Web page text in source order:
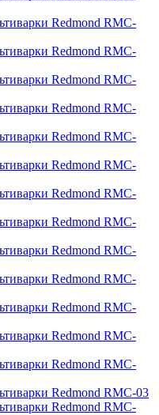
Redmond RMC-
Redmond RMC-
Redmond RMC-
Redmond RMC-
Redmond RMC-
Redmond RMC-
Redmond RMC-
Redmond RMC-
Redmond RMC-
Redmond RMC-
Redmond RMC-
Redmond RMC-
Redmond RMC-
Redmond RMC-03
Redmond RMC-